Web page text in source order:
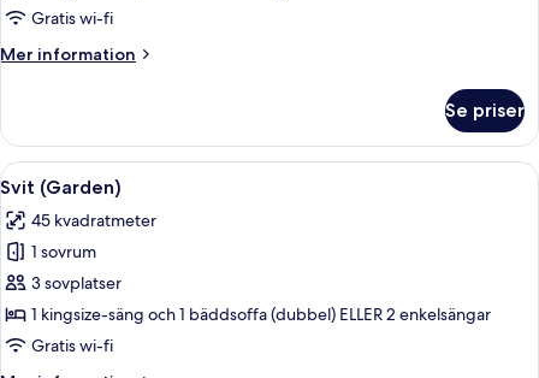
Gratis wi-fi
Mer information
Mer
rum
Se priser
Öppna
alla
foton
för
Svit
(Garden)
Ett hotellrum med en stor säng, ett
7
Svit (Garden)
45 kvadratmeter
1 sovrum
3 sovplatser
1 kingsize-säng och 1 bäddsoffa (dubbel) ELLER 2 enkelsängar
Gratis wi-fi